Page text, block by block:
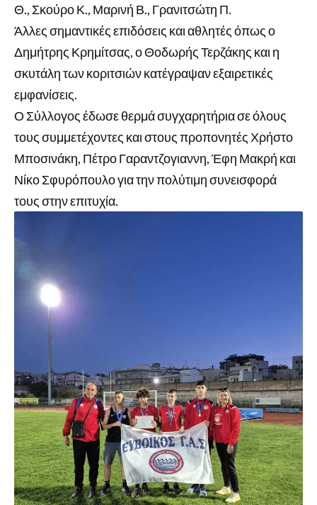
Θ., Σκούρο Κ., Μαρινή Β., Γρανιτσώτη Π.
Άλλες σημαντικές επιδόσεις και αθλητές όπως ο
Δημήτρης Κρημίτσας, ο Θοδωρής Τερζάκης και η
σκυτάλη των κοριτσιών κατέγραψαν εξαιρετικές
εμφανίσεις.
Ο Σύλλογος έδωσε θερμά συγχαρητήρια σε όλους
τους συμμετέχοντες και στους προπονητές Χρήστο
Μποσινάκη, Πέτρο Γαραντζογιαννη, Έφη Μακρή και
Νίκο Σφυρόπουλο για την πολύτιμη συνεισφορά
τους στην επιτυχία.